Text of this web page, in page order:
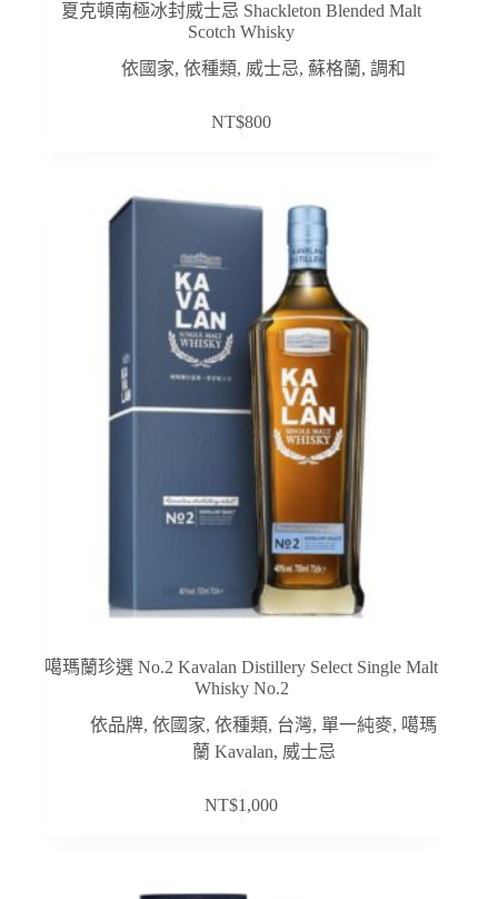
夏克頓南極冰封威士忌 Shackleton Blended Malt
Scotch Whisky
依國家,依種類, 威士忌,蘇格蘭,調和
NT$800
噶瑪蘭珍選 No.2 Kavalan Distillery Select Single Malt
Whisky No.2
依品牌,依國家,依種類, 台灣, 單一純麥, 噶瑪
蘭 Kavalan, 威士忌
NT$1,000